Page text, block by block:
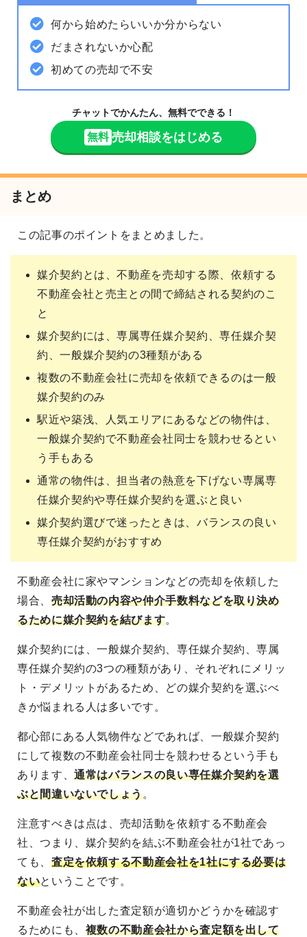
何から始めたらいいか分からない
だまされないか心配
初めての売却で不安
チャットでかんたん、無料でできる！
無料 売却相談をはじめる
まとめ
この記事のポイントをまとめました。
媒介契約とは、不動産を売却する際、依頼する
不動産会社と売主との間で締結される契約のこ
と
媒介契約には、専属専任媒介契約、専任媒介契
約、一般媒介契約の3種類がある
複数の不動産会社に売却を依頼できるのは一般
媒介契約のみ
駅近や築浅、人気エリアにあるなどの物件は、
一般媒介契約で不動産会社同士を競わせるとい
う手もある
通常の物件は、担当者の熱意を下げない専属専
任媒介契約や専任媒介契約を選ぶと良い
媒介契約選びで迷ったときは、バランスの良い
専任媒介契約がおすすめ
不動産会社に家やマンションなどの売却を依頼した
場合、 売却活動の内容や仲介手数料などを取り決め
るために媒介契約を結びます。
媒介契約には、一般媒介契約、専任媒介契約、専属
専任媒介契約の3つの種類があり、それぞれにメリッ
ト・デメリットがあるため、どの媒介契約を選ぶべ
きか悩まれる人は多いです。
都心部にある人気物件などであれば、一般媒介契約
にして複数の不動産会社同士を競わせるという手も
あります、通常はバランスの良い専任媒介契約を選
ぶと間違いないでしょう。
注意すべきは点は、売却活動を依頼する不動産会
社、つまり、媒介契約を結ぶ不動産会社が1社であっ
ても、 査定を依頼する不動産会社を1社にする必要は
ないということです。
不動産会社が出した査定額が適切かどうかを確認す
るためにも、 複数の不動産会社から査定額を出して